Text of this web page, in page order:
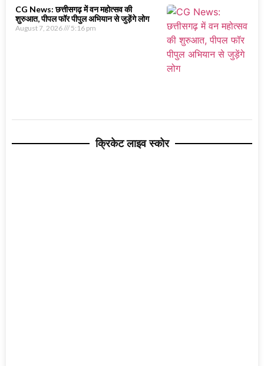
CG News: छत्तीसगढ़ में वन महोत्सव की
शुरुआत, पीपल फॉर पीपुल अभियान से जुड़ेंगे लोग
August 7, 2026 5:16 pm
क्रिकेट लाइव स्कोर